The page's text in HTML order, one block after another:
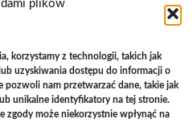
plików
korzystamy z technologii, takich jak
uzyskiwania dostępu do informacji o
pozwoli nam przetwarzać dane, takie jak
unikalne identyfikatory na tej stronie.
zgody może niekorzystnie wpłynąć na